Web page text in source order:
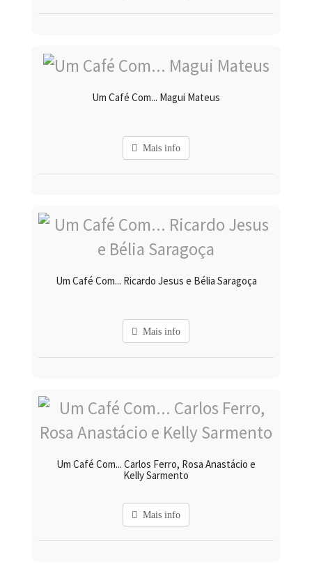
Um Café Com... Magui Mateus
Mais info
Um Café Com... Ricardo Jesus e Bélia Saragoça
Mais info
Um Café Com... Carlos Ferro, Rosa Anastácio e
Kelly Sarmento
Mais info